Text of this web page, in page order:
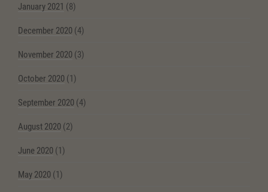
January 2021 (8)
December 2020 (4)
November 2020 (3)
October 2020 (1)
September 2020 (4)
August 2020 (2)
June 2020 (1)
May 2020 (1)